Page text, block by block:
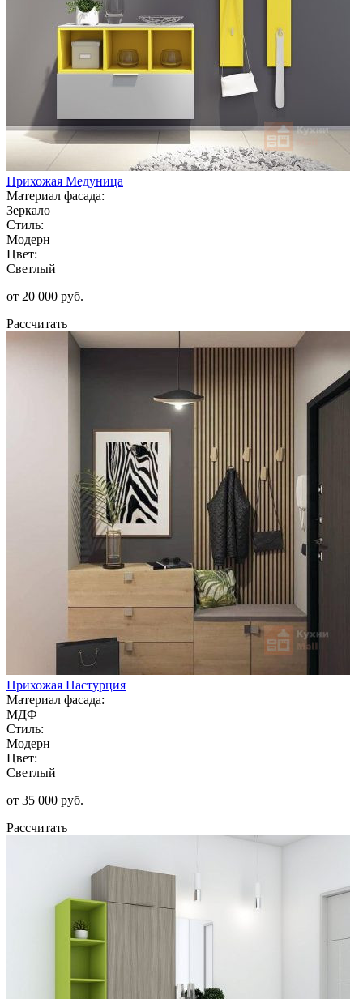
Прихожая Медуница
Материал фасада:
Зеркало
Стиль:
Модерн
Цвет:
Светлый
от 20 000 руб.
Рассчитать
Прихожая Настурция
Материал фасада:
МДФ
Стиль:
Модерн
Цвет:
Светлый
от 35 000 руб.
Рассчитать